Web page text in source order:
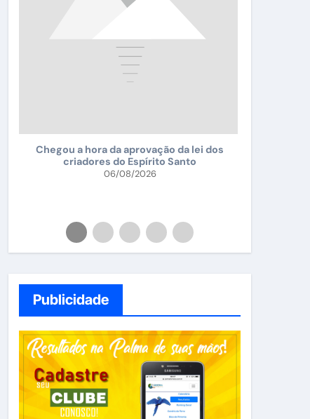
Chegou a hora da aprovação da lei dos
criadores do Espírito Santo
06/08/2026
Publicidade